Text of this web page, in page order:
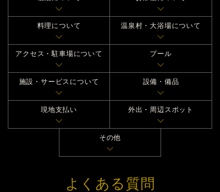
料理について 温泉村・大浴場について
アクセス・駐車場について プール
施設・サービスについて 設備・備品
現地支払い 外出・周辺スポット
その他
よくある質問